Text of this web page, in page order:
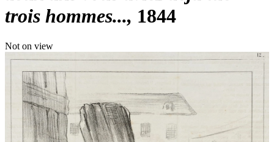
trois hommes... 1844
Not on view